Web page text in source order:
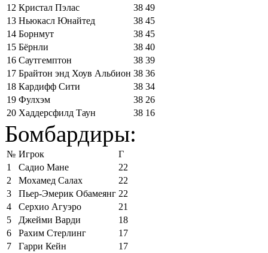
12 Кристал Пэлас 38 49
13 Ньюкасл Юнайтед 38 45
14 Борнмут 38 45
15 Бёрнли 38 40
16 Саутгемптон 38 39
17 Брайтон энд Хоув Альбион 38 36
18 Кардифф Сити 38 34
19 Фулхэм 38 26
20 Хаддерсфилд Таун 38 16
Бомбардиры:
№ Игрок
Г
1
Садио Мане
22
2
Мохамед Салах
22
3
Пьер-Эмерик Обамеянг 22
4
Серхио Агуэро
21
5
Джейми Варди
18
6
Рахим Стерлинг
17
7
Гарри Кейн
17